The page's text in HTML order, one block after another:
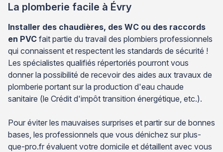
La plomberie facile à Évry
Installer des chaudières, des WC ou des raccords
en PVC fait partie du travail des plombiers professionnels
qui connaissent et respectent les standards de sécurité !
Les spécialistes qualifiés répertoriés pourront vous
donner la possibilité de recevoir des aides aux travaux de
plomberie portant sur la production d'eau chaude
sanitaire (le Crédit d'impôt transition énergétique, etc.).
Pour éviter les mauvaises surprises et partir sur de bonnes
bases, les professionnels que vous dénichez sur plus-
que-pro.fr évaluent votre domicile et détaillent avec vous